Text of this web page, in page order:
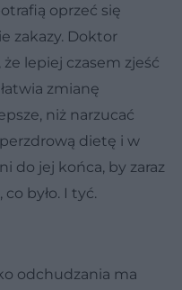
oprzeć się
zakazy. Doktor
lepiej czasem zjeść
zmianę
niż narzucać
dietę i w
do jej końca, by zaraz
było. I tyć.
odchudzania ma